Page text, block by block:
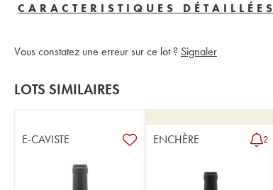
CARACTERISTIQUES DÉTAILLÉES
Vous constatez une erreur sur ce lot ? Signaler
LOTS SIMILAIRES
E-CAVISTE ENCHÈRE 2